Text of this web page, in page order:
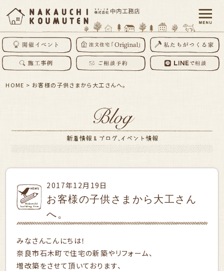
HOME > お客様の子供さまから大工さんへ。
2017年12月19日
お客様の子供さまから大工さん
へ。
みなさんこんにちは！
奈良市石木町で住宅の新築やリフォーム、
増改築をさせて頂いております、